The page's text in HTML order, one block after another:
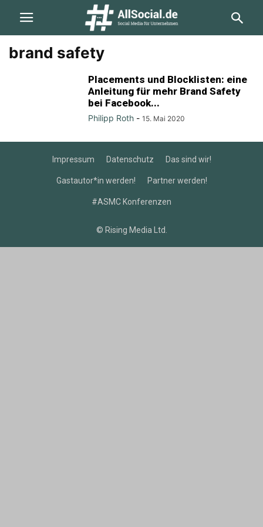
brand safety
Placements und Blocklisten: eine
Anleitung für mehr Brand Safety
bei Facebook...
Philipp Roth - 15. Mai 2020
Impressum Datenschutz Das sind wir!
Gastautor*in werden! Partner werden!
#ASMC Konferenzen
© Rising Media Ltd.